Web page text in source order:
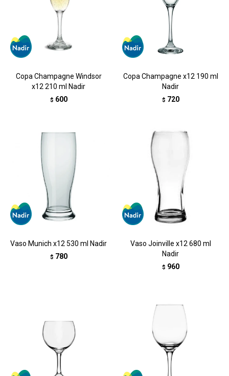
Copa Champagne Windsor
x12 210 ml Nadir
$ 600
Copa Champagne x12 190 ml
Nadir
$ 720
Vaso Munich x12 530 ml Nadir
$ 780
Vaso Joinville x12 680 ml
Nadir
$ 960